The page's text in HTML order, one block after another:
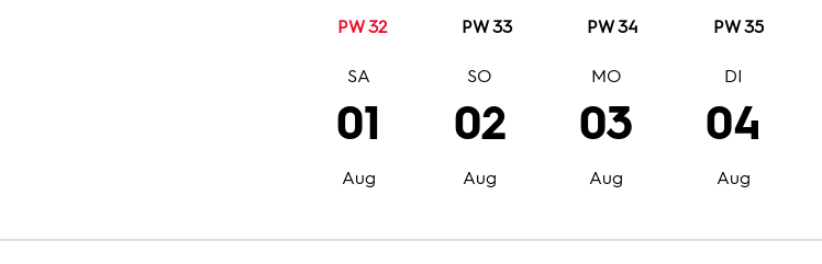
PW 32 PW 33 PW 34 PW 35
01
Aug
SA
02
Aug
SO
03
Aug
MO
04
Aug
DI